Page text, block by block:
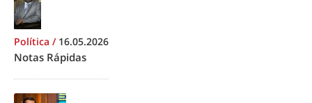
Política / 16.05.2026
Notas Rápidas